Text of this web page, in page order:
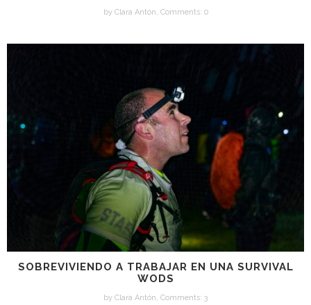
by Clara Antón, Comments: 0
SOBREVIVIENDO A TRABAJAR EN UNA SURVIVAL
WODS
by Clara Antón, Comments: 3